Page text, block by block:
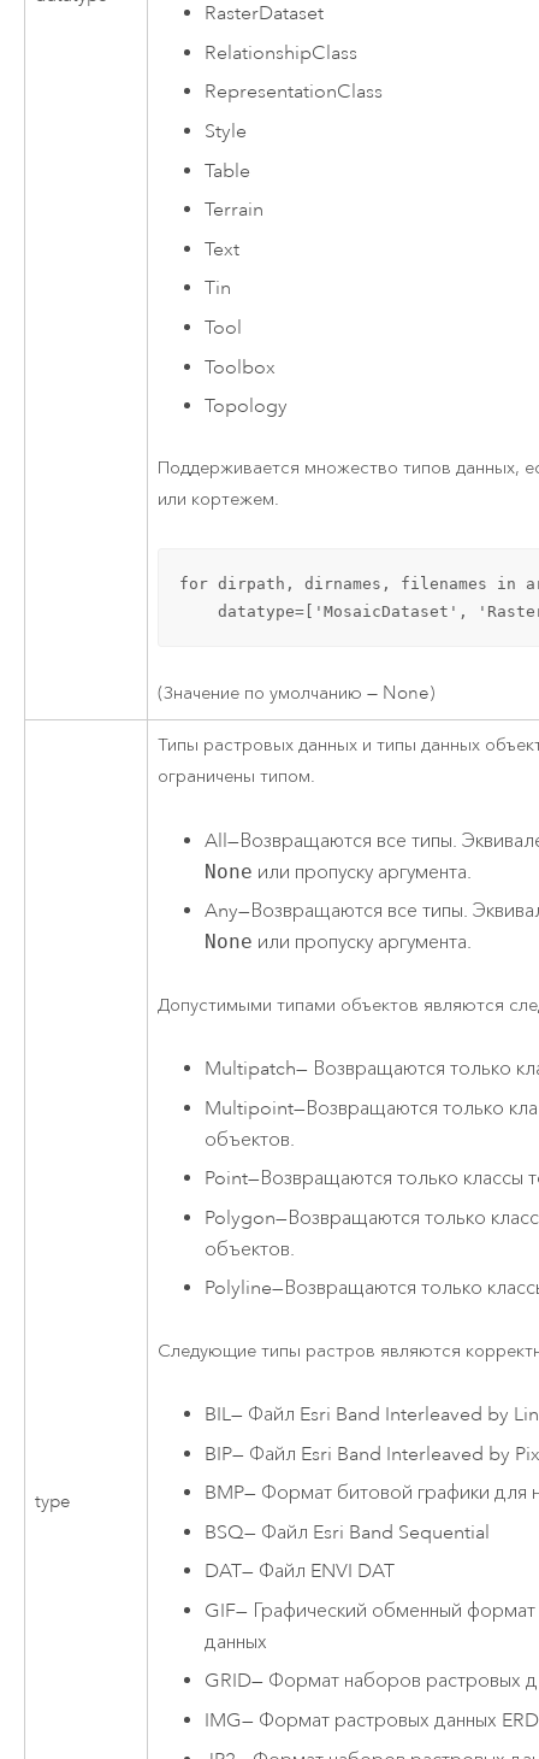
RasterDataset
RelationshipClass
RepresentationClass
Style
Table
Terrain
Text
Tin
Tool
Toolbox
Topology
Поддерживается множество типов данных,
или кортежем.
for dirpath, dirnames, filenames in
datatype=['MosaicDataset',
(Значение по умолчанию — None)
type
Типы растровых данных и типы данных
ограничены типом.
All—Возвращаются все типы.
None или пропуску аргумента.
Any—Возвращаются все типы.
None или пропуску аргумента.
Допустимыми типами объектов являются
Multipatch— Возвращаются только
Multipoint—Возвращаются только
объектов.
Point—Возвращаются только классы
Polygon—Возвращаются только
объектов.
Polyline—Возвращаются только
Следующие типы растров являются
BIL— Файл Esri Band Interleaved by
BIP— Файл Esri Band Interleaved by
BMP— Формат битовой графики для
BSQ— Файл Esri Band Sequential
DAT— Файл ENVI DAT
GIF— Графический обменный
данных
GRID— Формат наборов растровых
IMG— Формат растровых данных